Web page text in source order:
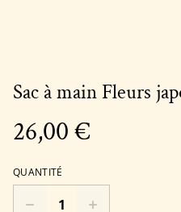
Sac à main Fleurs
26,00 €
QUANTITÉ